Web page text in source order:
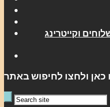
וקייטרינג
כאן ולחצו לחיפוש באתר